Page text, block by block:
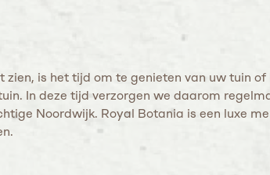
is het tijd om te genieten van uw tuin
In deze tijd verzorgen we daarom
Noordwijk. Royal Botania is een luxe